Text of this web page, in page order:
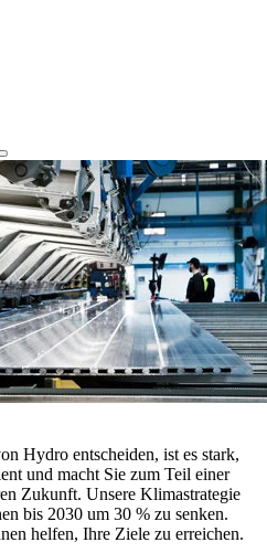
Hydro entscheiden, ist es stark,
und macht Sie zum Teil einer
Zukunft. Unsere Klimastrategie
bis 2030 um 30 % zu senken.
helfen, Ihre Ziele zu erreichen.